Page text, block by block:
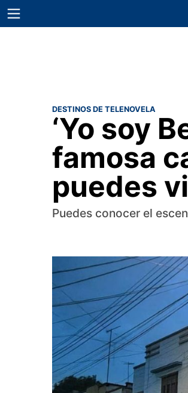
DESTINOS DE TELENOVELA
‘Yo soy
famosa
puedes
Puedes conocer el